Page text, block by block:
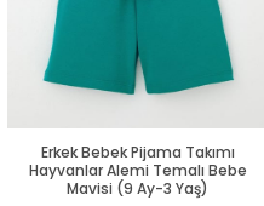
Erkek Bebek Pijama Takımı
Hayvanlar Alemi Temalı Bebe
Mavisi (9 Ay-3 Yaş)